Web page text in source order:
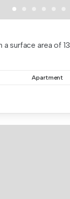
surface area of
Apartment